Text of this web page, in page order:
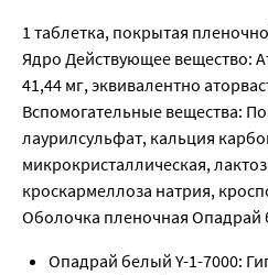
1 таблетка, покрытая
Ядро Действующее вещество:
41,44 мг, эквивалентно
Вспомогательные вещества:
лаурилсульфат, кальция
микрокристаллическая,
кроскармеллоза натрия,
Оболочка пленочная Опадрай
Опадрай белый Y-1-7000: